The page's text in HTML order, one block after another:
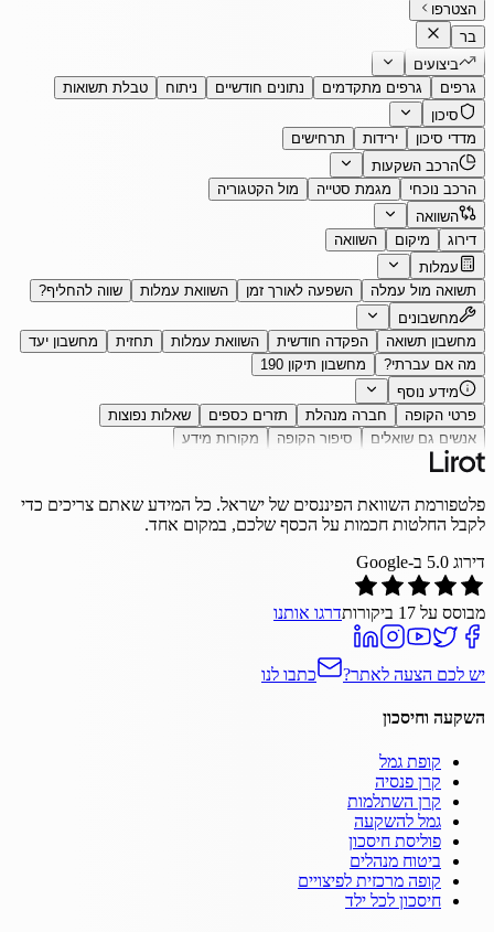
הצטרפו
בר
ביצועים
גרפים
גרפים מתקדמים נתונים חודשיים ניתוח
טבלת תשואות
סיכון
מדדי סיכון
ירידות
תרחישים
הרכב השקעות
הרכב נוכחי
מגמת סטייה
מול הקטגוריה
השוואה
דירוג
מיקום
השוואה
עמלות
תשואה מול עמלה
השפעה לאורך זמן השוואת עמלות
שווה להחליף?
מחשבונים
מחשבון תשואה
הפקדה חודשית השוואת עמלות תחזית
מחשבון יעד
מה אם עברתי?
מחשבון תיקון 190
מידע נוסף
פרטי הקופה
חברה מנהלת תזרים כספים
שאלות נפוצות
אנשים גם שואלים
סיפור הקופה מקורות מידע
פלטפורמת השוואת הפיננסים של ישראל. כל המידע שאתם צריכים כדי
לקבל החלטות חכמות על הכסף שלכם, במקום אחד.
דירוג 5.0 ב-Google
מבוסס על 17 ביקורותדרגו אותנו
יש לכם הצעה לאתר? כתבו לנו
השקעה וחיסכון
קופת גמל
קרן פנסיה
קרן השתלמות
גמל להשקעה
פוליסת חיסכון
ביטוח מנהלים
קופה מרכזית לפיצויים
חיסכון לכל ילד